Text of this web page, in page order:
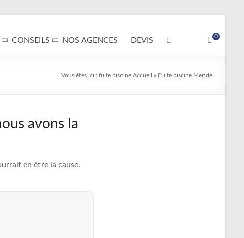
0
CONSEILS NOS AGENCES DEVIS
Vous êtes ici : fuite piscine Accueil » Fuite piscine Mende
avons la
en être la cause.